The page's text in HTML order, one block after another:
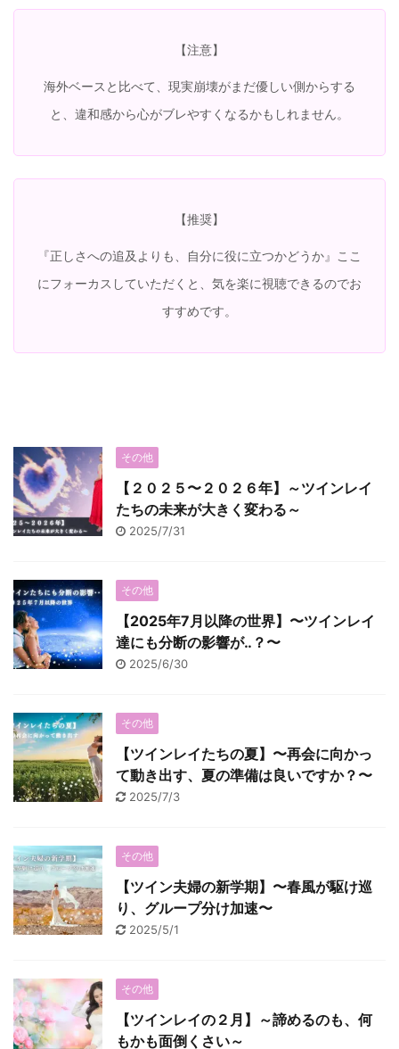
【注意】
海外ベースと比べて、現実崩壊がまだ優しい側からする
と、違和感から心がブレやすくなるかもしれません。
【推奨】
『正しさへの追及よりも、自分に役に立つかどうか』ここ
にフォーカスしていただくと、気を楽に視聴できるのでお
すすめです。
その他
【２０２５〜２０２６年】～ツインレイ
たちの未来が大きく変わる～
2025/7/31
その他
【2025年7月以降の世界】〜ツインレイ
達にも分断の影響が‥？〜
2025/6/30
その他
【ツインレイたちの夏】〜再会に向かっ
て動き出す、夏の準備は良いですか？〜
2025/7/3
その他
【ツイン夫婦の新学期】〜春風が駆け巡
り、グループ分け加速〜
2025/5/1
その他
【ツインレイの２月】～諦めるのも、何
もかも面倒くさい～